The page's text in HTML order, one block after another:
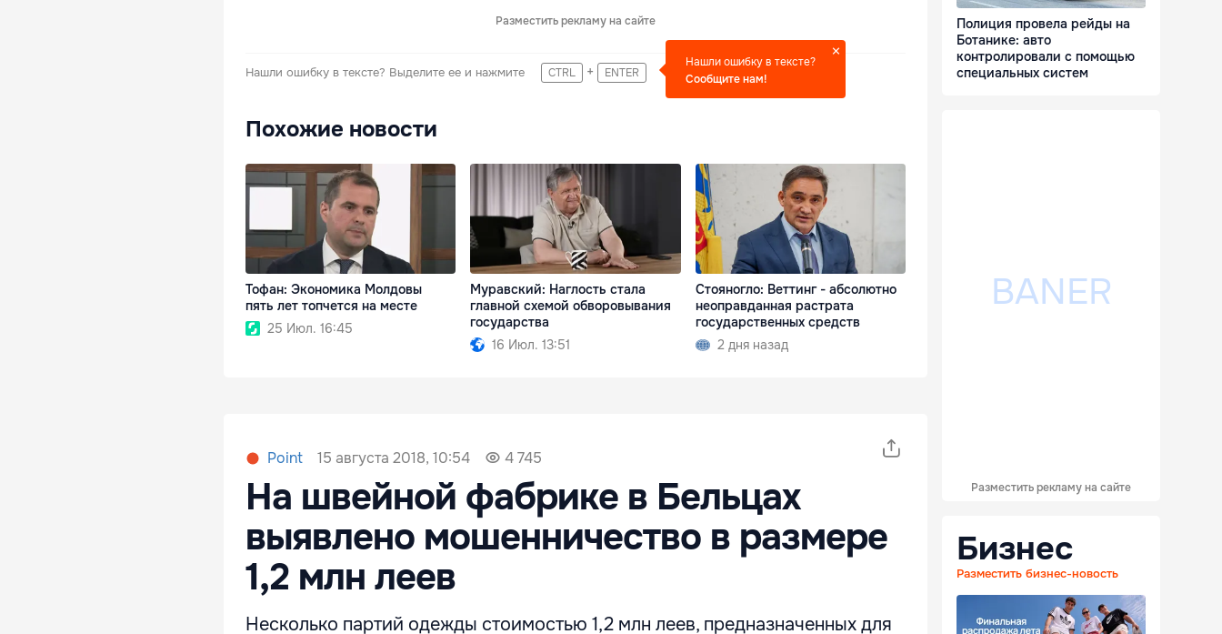
Разместить рекламу на сайте
Нашли ошибку в тексте? Выделите ее и нажмите CTRL + ENTER
Нашли ошибку в тексте?
Сообщите нам!
Похожие новости
Тофан: Экономика Молдовы
пять лет топчется на месте
25 Июл. 16:45
Муравский: Наглость стала
главной схемой обворовывания
государства
16 Июл. 13:51
Стояногло: Веттинг - абсолютно
неоправданная растрата
государственных средств
2 дня назад
Point 15 августа 2018, 10:54 4 745
На швейной фабрике в Бельцах
выявлено мошенничество в размере
1,2 млн леев
Несколько партий одежды стоимостью 1,2 млн леев, предназначенных для
Полиция провела рейды на
Ботанике: авто
контролировали с помощью
специальных систем
Разместить рекламу на сайте
Бизнес
Разместить бизнес-новость